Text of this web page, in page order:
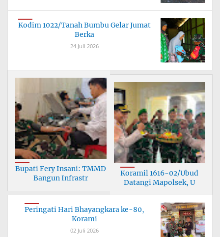
Kodim 1022/Tanah Bumbu Gelar Jumat
Berka
24 Juli 2026
Bupati Fery Insani: TMMD
Bangun Infrastr
Koramil 1616-02/Ubud
Datangi Mapolsek, U
Peringati Hari Bhayangkara ke-80,
Korami
02 Juli 2026